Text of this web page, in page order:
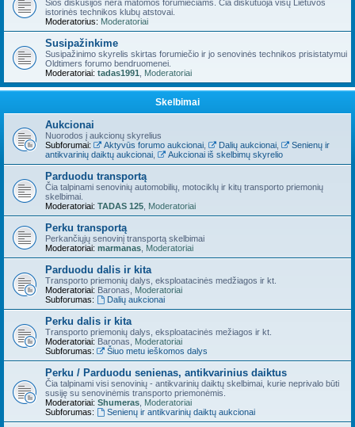
Šios diskusijos nėra matomos forumiečiams. Čia diskutuoja visų Lietuvos
istorinės technikos klubų atstovai.
Moderatorius: Moderatoriai
Susipažinkime
Susipažinimo skyrelis skirtas forumiečio ir jo senovinės technikos prisistatymui
Oldtimers forumo bendruomenei.
Moderatoriai: tadas1991 Moderatoriai
Skelbimai
Aukcionai
Nuorodos į aukcionų skyrelius
Subforumai:
Aktyvūs forumo aukcionai, Dalių aukcionai,
Senienų ir
antikvarinių daiktų aukcionai
Aukcionai iš skelbimų skyrelio
Parduodu transportą
Čia talpinami senovinių automobilių, motociklų ir kitų transporto priemonių
skelbimai.
Moderatoriai: TADAS 125 Moderatoriai
Perku transportą
Perkančiųjų senovinį transportą skelbimai
Moderatoriai: marmanas Moderatoriai
Parduodu dalis ir kita
Transporto priemonių dalys, eksploatacinės medžiagos ir kt.
Moderatoriai: Baronas
Moderatoriai
Subforumas:
Dalių aukcionai
Perku dalis ir kita
Transporto priemonių dalys, eksploatacinės mežiagos ir kt.
Moderatoriai: Baronas
Moderatoriai
Subforumas:
Šiuo metu ieškomos dalys
Perku / Parduodu senienas, antikvarinius daiktus
Čia talpinami visi senovinių - antikvarinių daiktų skelbimai, kurie neprivalo būti
susiję su senovinėmis transporto priemonėmis.
Moderatoriai: Shumeras Moderatoriai
Subforumas:
Senienų ir antikvarinių daiktų aukcionai